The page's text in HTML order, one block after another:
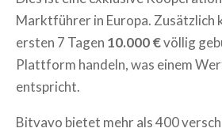
Marktführer in Europa. Zusätzlich
ersten 7 Tagen 10.000 €völlig
Plattform handeln, was einem
entspricht.
Bitvavo bietet mehr als 400